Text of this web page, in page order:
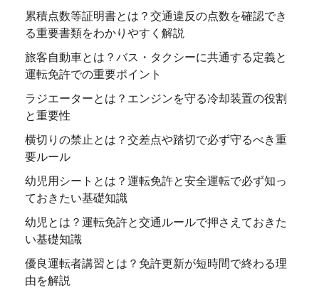
累積点数等証明書とは？交通違反の点数を確認でき
る重要書類をわかりやすく解説
旅客自動車とは？バス・タクシーに共通する定義と
運転免許での重要ポイント
ラジエーターとは？エンジンを守る冷却装置の役割
と重要性
横切りの禁止とは？交差点や踏切で必ず守るべき重
要ルール
幼児用シートとは？運転免許と安全運転で必ず知っ
ておきたい基礎知識
幼児とは？運転免許と交通ルールで押さえておきた
い基礎知識
優良運転者講習とは？免許更新が短時間で終わる理
由を解説